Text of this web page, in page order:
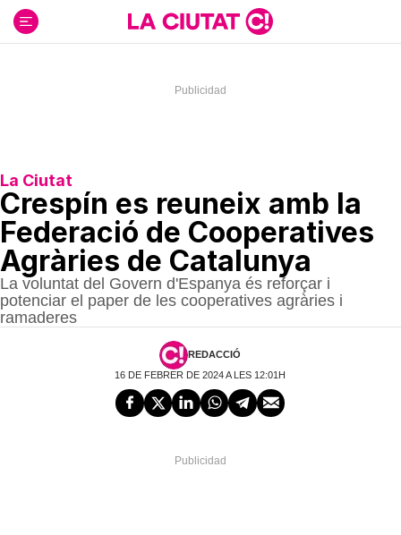
contenido
La Ciutat
Crespín es reuneix amb la
Federació de Cooperatives
Agràries de Catalunya
La voluntat del Govern d'Espanya és reforçar i
potenciar el paper de les cooperatives agràries i
ramaderes
REDACCIÓ
16 DE FEBRER DE 2024 A LES 12:01H